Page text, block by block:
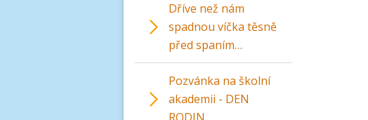
Dříve než nám
spadnou víčka těsně
před spaním…
Pozvánka na školní
akademii - DEN